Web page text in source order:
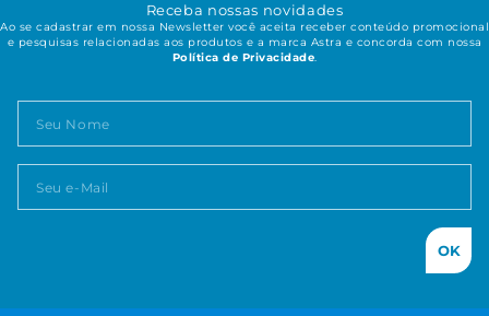
Receba nossas novidades
Ao se cadastrar em nossa Newsletter você aceita receber conteúdo promocional
e pesquisas relacionadas aos produtos e a marca Astra e concorda com nossa
Política de Privacidade.
OK